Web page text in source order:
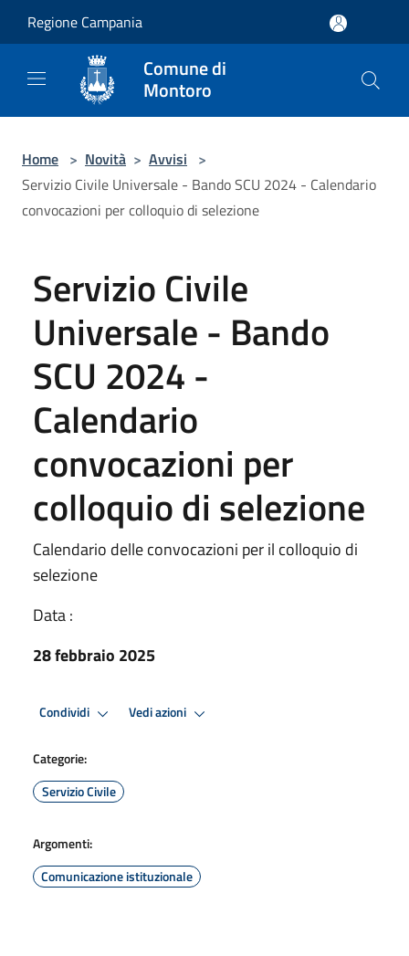
Regione Campania
Comune di
Montoro
Home > Novità > Avvisi >
Servizio Civile Universale - Bando SCU 2024 - Calendario
convocazioni per colloquio di selezione
Servizio Civile
Universale - Bando
SCU 2024 -
Calendario
convocazioni per
colloquio di selezione
Calendario delle convocazioni per il colloquio di
selezione
Data :
28 febbraio 2025
Condividi Vedi azioni
Categorie:
Servizio Civile
Argomenti:
Comunicazione istituzionale